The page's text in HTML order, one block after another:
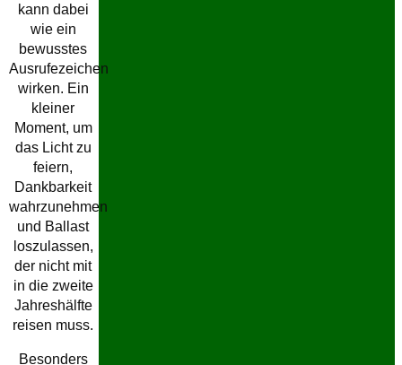
kann dabei
wie ein
bewusstes
Ausrufezeichen
wirken. Ein
kleiner
Moment, um
das Licht zu
feiern,
Dankbarkeit
wahrzunehmen
und Ballast
loszulassen,
der nicht mit
in die zweite
Jahreshälfte
reisen muss.
Besonders